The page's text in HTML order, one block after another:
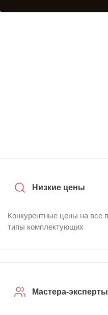
Низкие цены
Конкурентные цены на все
типы комплектующих
Мастера-эксперты